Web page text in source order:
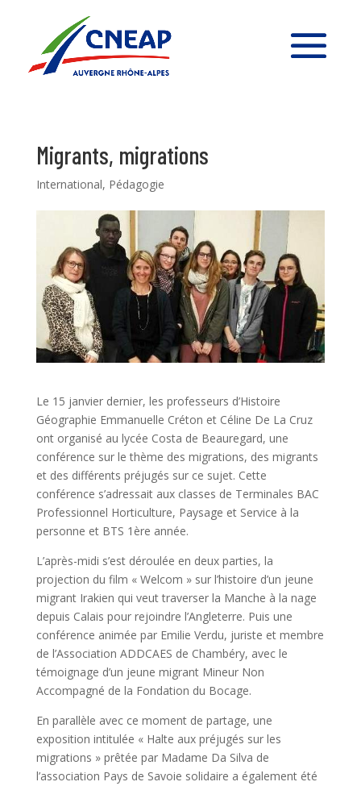
Migrants, migrations
International, Pédagogie
Le 15 janvier dernier, les professeurs d’Histoire
Géographie Emmanuelle Créton et Céline De La Cruz
ont organisé au lycée Costa de Beauregard, une
conférence sur le thème des migrations, des migrants
et des différents préjugés sur ce sujet. Cette
conférence s’adressait aux classes de Terminales BAC
Professionnel Horticulture, Paysage et Service à la
personne et BTS 1ère année.
L’après-midi s’est déroulée en deux parties, la
projection du film « Welcom » sur l’histoire d’un jeune
migrant Irakien qui veut traverser la Manche à la nage
depuis Calais pour rejoindre l’Angleterre. Puis une
conférence animée par Emilie Verdu, juriste et membre
de l’Association ADDCAES de Chambéry, avec le
témoignage d’un jeune migrant Mineur Non
Accompagné de la Fondation du Bocage.
En parallèle avec ce moment de partage, une
exposition intitulée « Halte aux préjugés sur les
migrations » prêtée par Madame Da Silva de
l’association Pays de Savoie solidaire a également été